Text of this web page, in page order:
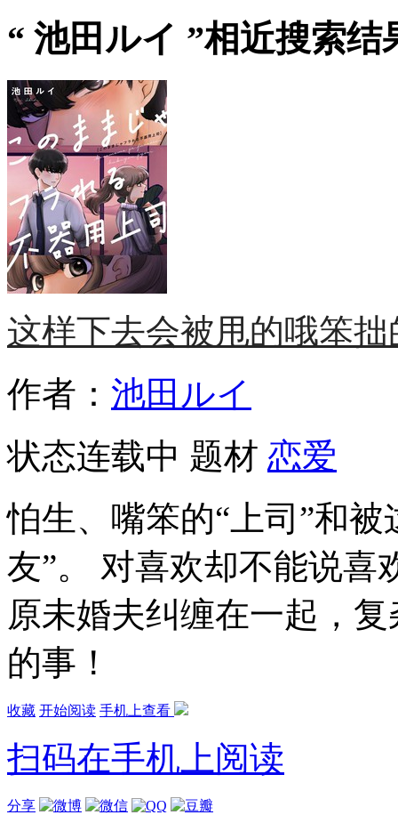
“ 池田ルイ ”相近搜索结
这样下去会被甩的哦笨拙
作者： 池田ルイ
状态连载中 题材 恋爱
怕生、嘴笨的“上司”和
友”。 对喜欢却不能说喜
原未婚夫纠缠在一起，
的事！
收藏 开始阅读 手机上查看
扫码在手机上阅读
分享